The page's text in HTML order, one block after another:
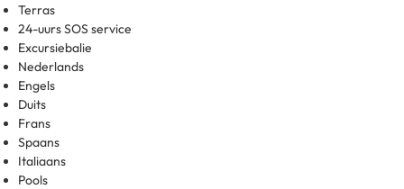
Terras
24-uurs SOS service
Excursiebalie
Nederlands
Engels
Duits
Frans
Spaans
Italiaans
Pools